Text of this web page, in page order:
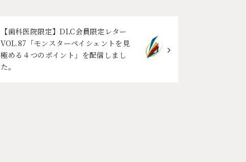
【歯科医院限定】DLC会員限定レター
VOL.87「モンスターペイシェントを見
極める４つのポイント」を配信しまし
た。